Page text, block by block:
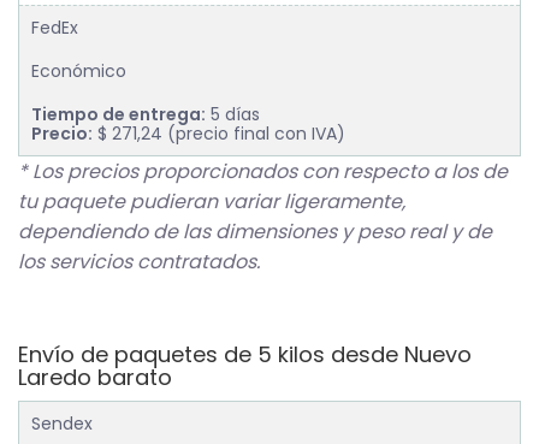
FedEx
Económico
Tiempo de entrega: 5 días
Precio: $ 271,24 (precio final con IVA)
* Los precios proporcionados con respecto a los de
tu paquete pudieran variar ligeramente,
dependiendo de las dimensiones y peso real y de
los servicios contratados.
Envío de paquetes de 5 kilos desde Nuevo
Laredo barato
Sendex